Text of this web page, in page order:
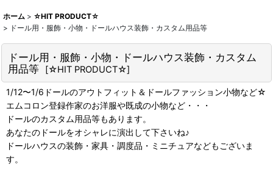
ホーム > ☆HIT PRODUCT☆
> ドール用・服飾・小物・ドールハウス装飾・カスタム用品等
ドール用・服飾・小物・ドールハウス装飾・カスタム
用品等
[☆HIT PRODUCT☆]
1/12〜1/6ドールのアウトフィット＆ドールファッション小物など☆
エムコロン登録作家のお洋服や既成の小物など・・・
ドールのカスタム用品等もあります。
あなたのドールをオシャレに演出して下さいね♪
ドールハウスの装飾・家具・調度品・ミニチュアなどもございま
す。